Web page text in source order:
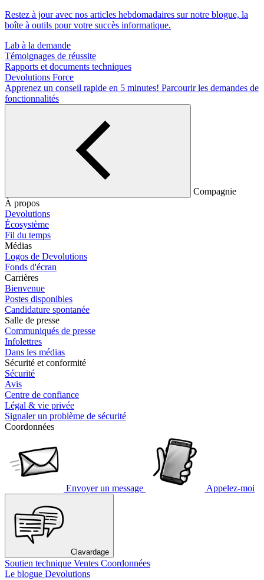
Restez à jour avec nos articles hebdomadaires sur notre blogue, la
boîte à outils pour votre succès informatique.
Lab à la demande
Témoignages de réussite
Rapports et documents techniques
Devolutions Force
Apprenez un conseil rapide en 5 minutes! Parcourir les demandes de
fonctionnalités
Compagnie
À propos
Devolutions
Écosystème
Fil du temps
Médias
Logos de Devolutions
Fonds d'écran
Carrières
Bienvenue
Postes disponibles
Candidature spontanée
Salle de presse
Communiqués de presse
Infolettres
Dans les médias
Sécurité et conformité
Sécurité
Avis
Centre de confiance
Légal & vie privée
Signaler un problème de sécurité
Coordonnées
Envoyer un message Appelez-moi
Clavardage
Soutien technique Ventes Coordonnées
Le blogue Devolutions